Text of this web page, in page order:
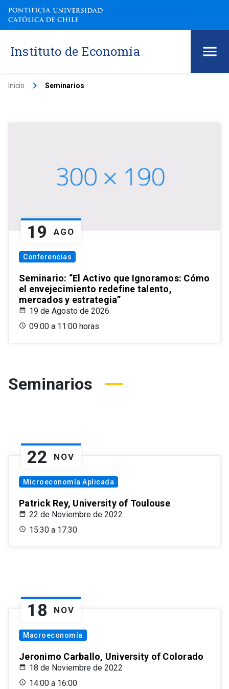
Instituto de Economía
Inicio keyboard_arrow_right Seminarios
19 AGO
Conferencias
Seminario: “El Activo que Ignoramos: Cómo
el envejecimiento redefine talento,
mercados y estrategia”
19 de Agosto de 2026
09:00 a 11:00 horas
Seminarios
22 NOV
Microeconomía Aplicada
Patrick Rey, University of Toulouse
22 de Noviembre de 2022
15:30 a 17:30
18 NOV
Macroeconomía
Jeronimo Carballo, University of Colorado
18 de Noviembre de 2022
14:00 a 16:00